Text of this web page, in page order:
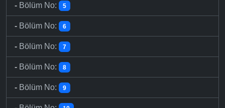
- Bölüm No: 5
- Bölüm No: 6
- Bölüm No: 7
- Bölüm No: 8
- Bölüm No: 9